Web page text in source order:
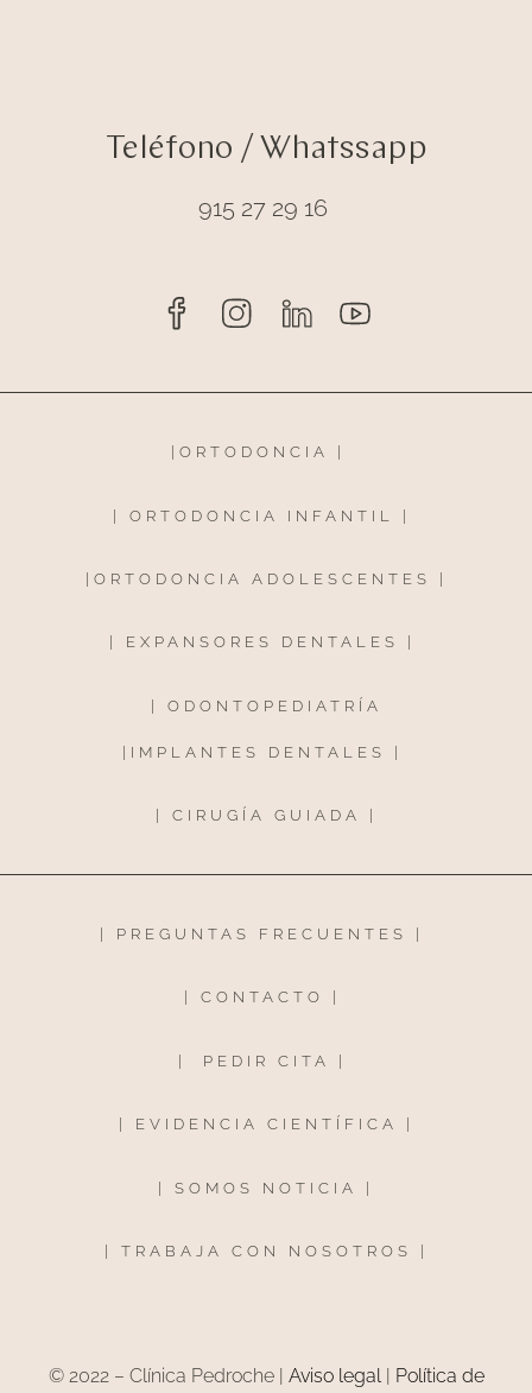
Teléfono / Whatssapp
915 27 29 16
ORTODONCIA
| ORTODONCIA INFANTIL |
ORTODONCIA ADOLESCENTES
EXPANSORES DENTALES
| ODONTOPEDIATRÍA
| IMPLANTES DENTALES |
CIRUGÍA GUIADA
PREGUNTAS FRECUENTES
CONTACTO
PEDIR CITA
EVIDENCIA CIENTÍFICA
| SOMOS NOTICIA |
TRABAJA CON NOSOTROS
© 2022 – Clínica Pedroche | Aviso legal Política de